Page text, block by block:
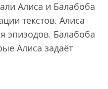
Алиса и Балабоба
текстов. Алиса
эпизодов. Балабоба
Алиса задаёт